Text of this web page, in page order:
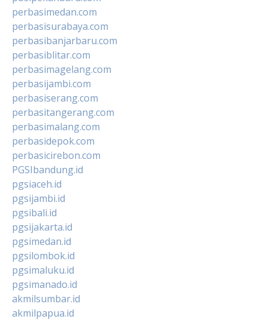
perbasimedan.com
perbasisurabaya.com
perbasibanjarbaru.com
perbasiblitar.com
perbasimagelang.com
perbasijambi.com
perbasiserang.com
perbasitangerang.com
perbasimalang.com
perbasidepok.com
perbasicirebon.com
PGSIbandung.id
pgsiaceh.id
pgsijambi.id
pgsibali.id
pgsijakarta.id
pgsimedan.id
pgsilombok.id
pgsimaluku.id
pgsimanado.id
akmilsumbar.id
akmilpapua.id